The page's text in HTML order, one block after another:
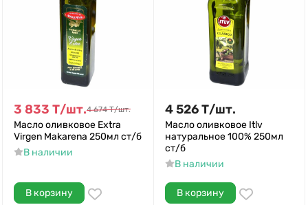
3 833 Т/шт.4 674 Т/шт.
Масло оливковое Extra
Virgen Makarena 250мл ст/б
В наличии
В корзину
4 526Т/шт.
Масло оливковое Itlv
натуральное 100% 250мл
ст/б
В наличии
В корзину